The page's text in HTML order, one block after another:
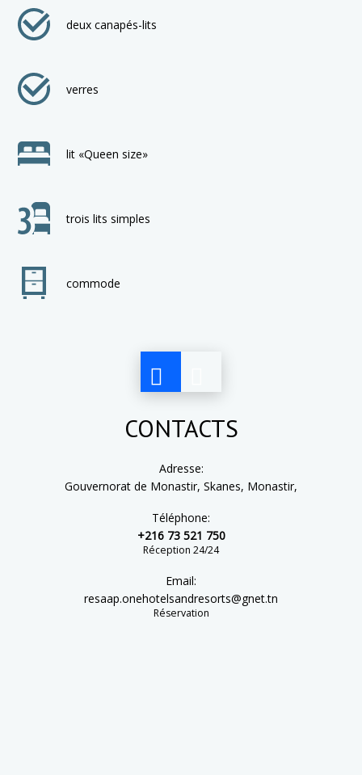
deux canapés-lits
verres
lit «Queen size»
trois lits simples
commode
CONTACTS
Adresse:
Gouvernorat de Monastir, Skanes, Monastir,
Téléphone:
+216 73 521 750
Réception 24/24
Email:
resaap.onehotelsandresorts@gnet.tn
Réservation